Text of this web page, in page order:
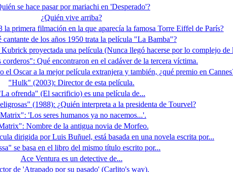
se hace pasar por mariachi en 'Desperado'?
¿Quién vive arriba?
la primera filmación en la que aparecía la famosa Torre Eiffel de París?
cantante de los años 1950 trata la película "La Bamba"?
proyectada una película (Nunca llegó hacerse por lo complejo de
Qué encontraron en el cadáver de la tercera víctima.
el Oscar a la mejor película extranjera y también, ¿qué premio en
"Hulk" (2003): Director de esta película.
ofrenda" (El sacrificio) es una película de...
(1988): ¿Quién interpreta a la presidenta de Tourvel?
'Los seres humanos ya no nacemos...'.
Nombre de la antigua novia de Morfeo.
dirigida por Luis Buñuel, está basada en una novela escrita por...
se basa en el libro del mismo título escrito por...
Ace Ventura es un detective de...
de 'Atrapado por su pasado' (Carlito's way).